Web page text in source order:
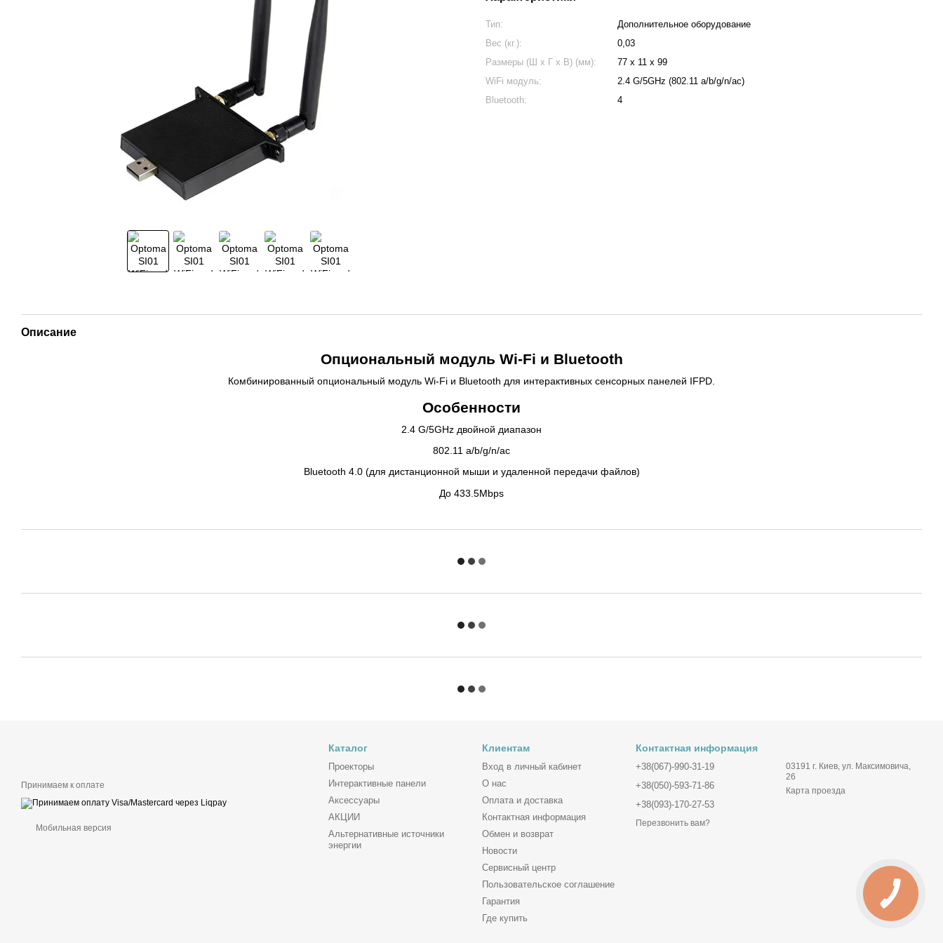
Тип:
Дополнительное оборудование
Вес (кг.):
0,03
Размеры (Ш x Г x В) (мм):
77 x 11 x 99
WiFi модуль:
2.4 G/5GHz (802.11 a/b/g/n/ac)
Bluetooth:
4
Описание
Опциональный модуль Wi-Fi и Bluetooth
Комбинированный опциональный модуль Wi-Fi и Bluetooth для интерактивных сенсорных панелей IFPD.
Особенности
2.4 G/5GHz двойной диапазон
802.11 a/b/g/n/ac
Bluetooth 4.0 (для дистанционной мыши и удаленной передачи файлов)
До 433.5Mbps
Принимаем к оплате
Мобильная версия
Каталог
Проекторы
Интерактивные панели
Аксессуары
АКЦИИ
Альтернативные источники
энергии
Клиентам
Вход в личный кабинет
О нас
Оплата и доставка
Контактная информация
Обмен и возврат
Новости
Сервисный центр
Пользовательское соглашение
Гарантия
Где купить
Контактная информация
+38(067)-990-31-19
+38(050)-593-71-86
+38(093)-170-27-53
Перезвонить вам?
03191 г. Киев, ул. Максимовича,
26
Карта проезда